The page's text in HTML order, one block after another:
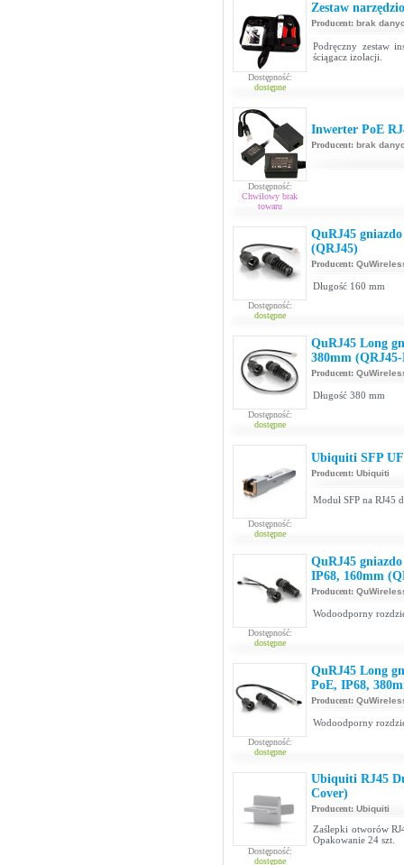
Dostępność:
dostępne
Zestaw
Producent: brak
Podręczny zestaw
ściągacz izolacji.
Dostępność:
Chwilowy brak
towaru
Inwerter PoE
Producent: brak
Dostępność:
dostępne
QuRJ45
(QRJ45)
Producent:
Długość 160 mm
Dostępność:
dostępne
QuRJ45 Long
380mm
Producent:
Długość 380 mm
Dostępność:
dostępne
Ubiquiti SFP
Producent: Ubiquiti
Moduł SFP na RJ45
Dostępność:
dostępne
QuRJ45
IP68, 160mm
Producent:
Wodoodporny
Dostępność:
dostępne
QuRJ45 Long
PoE, IP68,
Producent:
Wodoodporny
Dostępność:
dostępne
Ubiquiti RJ45
Cover)
Producent: Ubiquiti
Zaślepki otworów
Opakowanie 24 szt.